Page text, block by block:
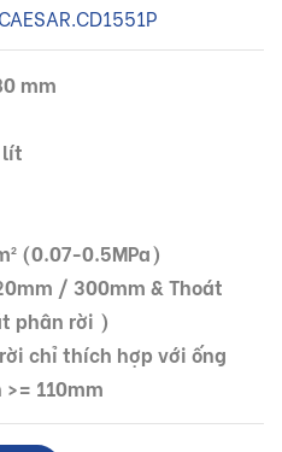
CAESAR.CD1551P
mm
lít
(0.07-0.5MPa)
/ 300mm & Thoát
phân rời )
chỉ thích hợp với ống
110mm